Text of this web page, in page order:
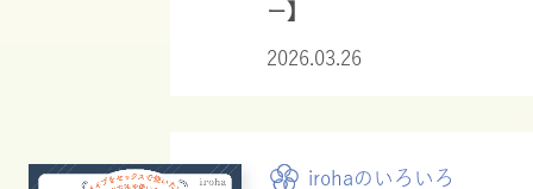
ー】
2026.03.26
irohaのいろいろ